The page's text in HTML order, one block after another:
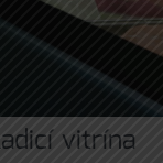
vitrína